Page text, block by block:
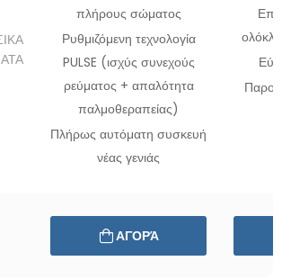
πλήρους σώματος
Ρυθμιζόμενη τεχνολογία
PULSE (ισχύς συνεχούς
ρεύματος + απαλότητα
παλμοθεραπείας)
Πλήρως αυτόματη συσκευή
νέας γενιάς
ΑΓΟΡΆ